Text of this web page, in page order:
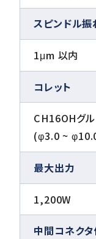
スピンドル
1μm 以内
コレット
CH16OHグ
(φ3.0 ~
最大出力
1,200W
中間コネク